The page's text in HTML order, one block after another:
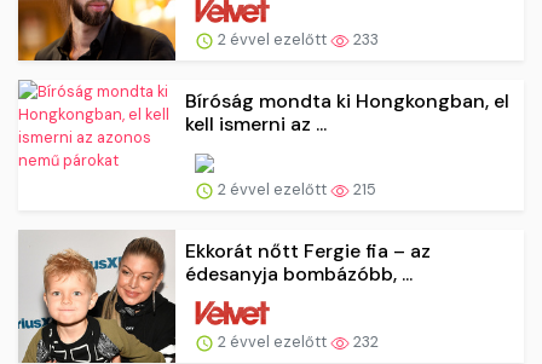
2 évvel ezelőtt 233
Bíróság mondta ki Hongkongban, el
kell ismerni az ...
2 évvel ezelőtt 215
Ekkorát nőtt Fergie fia – az
édesanyja bombázóbb, ...
2 évvel ezelőtt 232